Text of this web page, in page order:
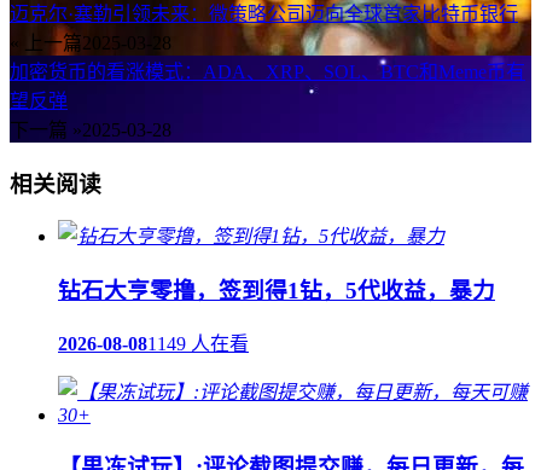
迈克尔·塞勒引领未来：微策略公司迈向全球首家比特币银行
« 上一篇2025-03-28
加密货币的看涨模式：ADA、XRP、SOL、BTC和Meme币有
望反弹
下一篇 »2025-03-28
相关阅读
钻石大亨零撸，签到得1钻，5代收益，暴力
2026-08-081149 人在看